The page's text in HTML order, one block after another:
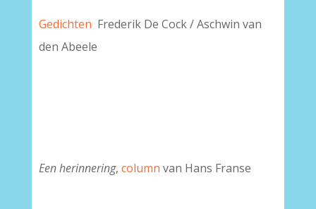
Gedichten Frederik De Cock / Aschwin van
den Abeele
Een herinnering, column van Hans Franse